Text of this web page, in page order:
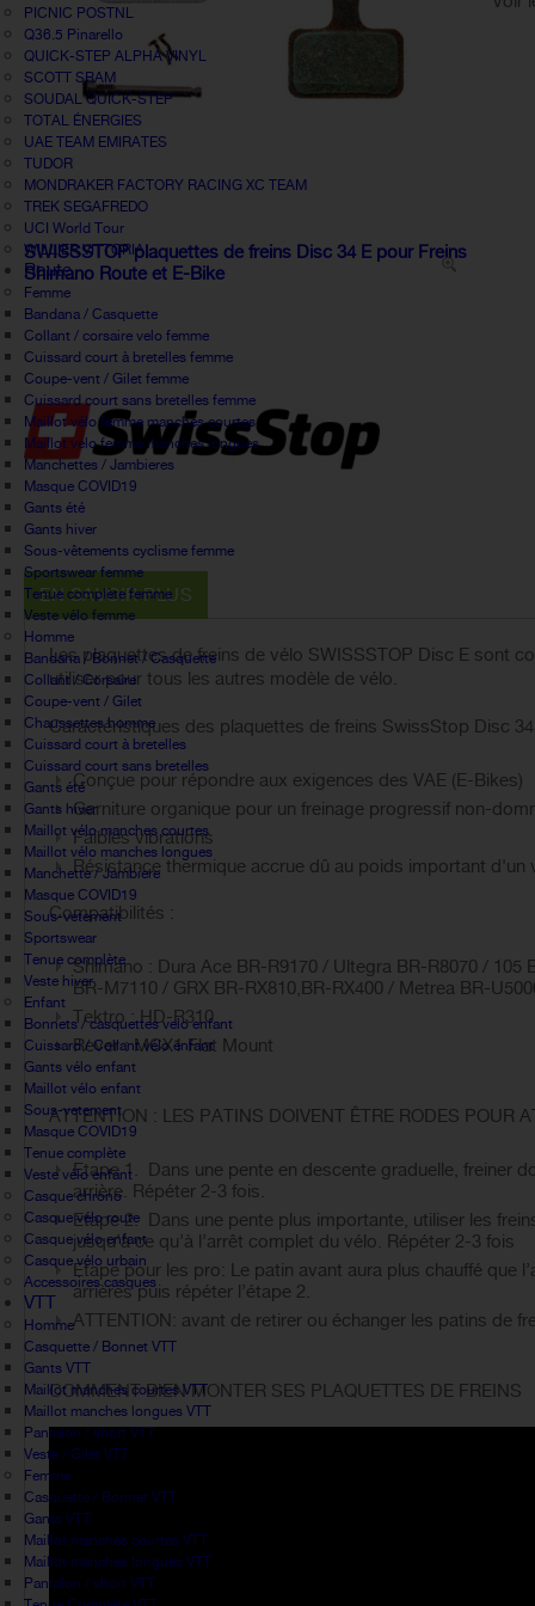
PICNIC POSTNL
Q36.5 Pinarello
QUICK-STEP ALPHA VINYL
SCOTT SRAM
SOUDAL QUICK-STEP
TOTAL ÉNERGIES
UAE TEAM EMIRATES
TUDOR
MONDRAKER FACTORY RACING XC TEAM
TREK SEGAFREDO
UCI World Tour
WILLIER VITTORIA
Route
Femme
Bandana / Casquette
Collant / corsaire velo femme
Cuissard court à bretelles femme
Coupe-vent / Gilet femme
Cuissard court sans bretelles femme
Maillot vélo femme manches courtes
Maillot velo femme manches longues
Manchettes / Jambieres
Masque COVID19
Gants été
Gants hiver
Sous-vêtements cyclisme femme
Sportswear femme
Tenue complète femme
Veste vélo femme
Homme
Bandana / Bonnet / Casquette
Collant / Corsaire
Coupe-vent / Gilet
Chaussettes homme
Cuissard court à bretelles
Cuissard court sans bretelles
Gants été
Gants hiver
Maillot vélo manches courtes
Maillot vélo manches longues
Manchette / Jambiere
Masque COVID19
Sous-vetement
Sportswear
Tenue complète
Veste hiver
Enfant
Bonnets / casquettes velo enfant
Cuissard / Collant vélo enfant
Gants vélo enfant
Maillot vélo enfant
Sous-vetement
Masque COVID19
Tenue complète
Veste vélo enfant
Casque chrono
Casque vélo route
Casque vélo enfant
Casque vélo urbain
Accessoires casques
VTT
Homme
Casquette / Bonnet VTT
Gants VTT
Maillot manches courtes VTT
Maillot manches longues VTT
Pantalon / short VTT
Veste / Gilet VTT
Femme
Casquette / Bonnet VTT
Gants VTT
Maillot manches courtes VTT
Maillot manches longues VTT
Pantalon / short VTT
SWISSSTOP plaquettes de freins Disc 34 E pour Freins
Shimano Route et E-Bike
EN SAVOIR PLUS
Les plaquettes de freins de vélo SWISSSTOP Disc E sont
utiliser pour tous les autres modèle de vélo.
Caractéristiques des plaquettes de freins SwissStop Disc
Conçue pour répondre aux exigences des VAE (E-Bikes)
Garniture organique pour un freinage progressif non-
Faibles vibrations
Résistance thermique accrue dû au poids important d'un
Compatibilités :
Shimano : Dura Ace BR-R9170 / Ultegra BR-R8070 /
BR-M7110 / GRX BR-RX810,BR-RX400 / Metrea BR-
Tektro : HD-R310
Rever : MCX1 Flat Mount
ATTENTION : LES PATINS DOIVENT ÊTRE RODES POUR
Etape 1. Dans une pente en descente graduelle, freiner
arrière. Répéter 2-3 fois.
Etape 2. Dans une pente plus importante, utiliser les
jusqu’à ce qu’à l’arrêt complet du vélo. Répéter 2-3 fois
Etape pour les pro: Le patin avant aura plus chauffé que
arrières puis répéter l’étape 2.
ATTENTION: avant de retirer ou échanger les patins de
COMMENT BIEN MONTER SES PLAQUETTES DE FREINS